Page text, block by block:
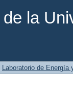
la
Laboratorio de Energía